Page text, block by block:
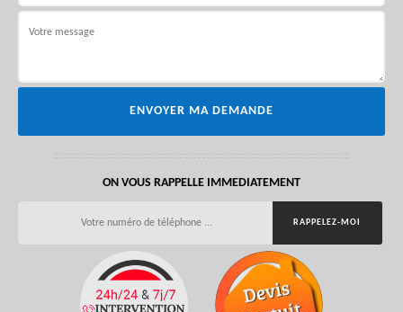
ON VOUS RAPPELLE IMMEDIATEMENT